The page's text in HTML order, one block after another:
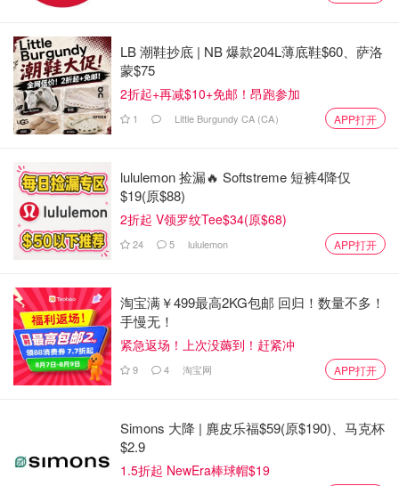
图片来自Instagram截图，版权属原作者
Brasa公司的小时工资从19元到21元不等，而受薪员工的年
根据薪酬透明度文件，该公司的起始小时工资高于安大略省
每小时15.50元的最低工资标准，尽管该公司目前的最低小
时工资范围为每小时19元，落后于多伦多每小时23元以上
的生活工资标准。
Falcon说，"这不是我想做的事。如果我支付最低工资，我
将关闭这个业务，我永远不会创办一个支付最低工资的公
司。"
LB 潮鞋抄底 | NB 爆款204L薄底鞋$60、萨洛
蒙$75
2折起+再减$10+免邮！昂跑参加
1 Little Burgundy CA (CA） APP打开
lululemon 捡漏🔥 Softstreme 短裤4降仅
$19(原$88)
2折起 V领罗纹Tee$34(原$68)
24 5 lululemon APP打开
淘宝满￥499最高2KG包邮 回归！数量不多！
手慢无！
紧急返场！上次没薅到！赶紧冲
9 4 淘宝网 APP打开
Simons 大降 | 麂皮乐福$59(原$190)、马克杯
$2.9
1.5折起 NewEra棒球帽$19